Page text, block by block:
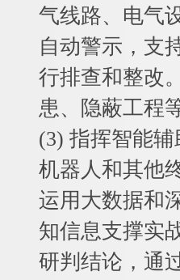
气线路、电气
自动警示，支
行排查和整改
患、隐蔽工程
(3) 指挥智能
机器人和其他
运用大数据和
知信息支撑实
研判结论，通